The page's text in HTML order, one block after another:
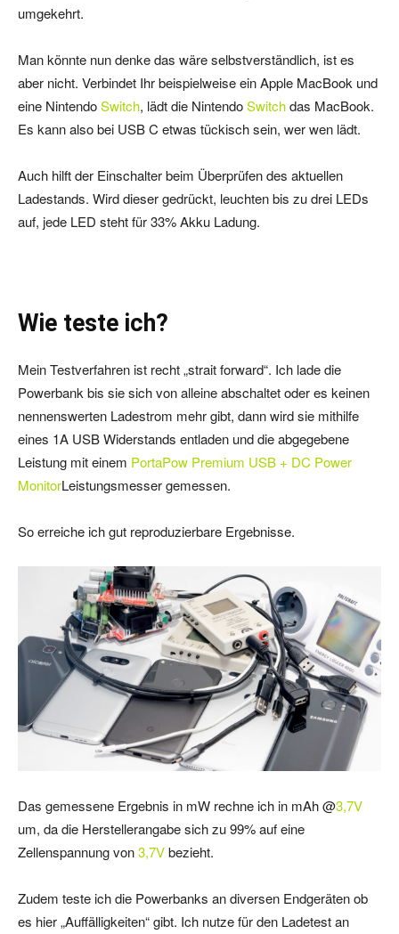
umgekehrt.
Man könnte nun denke das wäre selbstverständlich, ist es
aber nicht. Verbindet Ihr beispielweise ein Apple MacBook und
eine NintendoSwitch, lädt die NintendoSwitchdas MacBook.
Es kann also bei USB C etwas tückisch sein, wer wen lädt.
Auch hilft der Einschalter beim Überprüfen des aktuellen
Ladestands. Wird dieser gedrückt, leuchten bis zu drei LEDs
auf, jede LED steht für 33% Akku Ladung.
Wie teste ich?
Mein Testverfahren ist recht „strait forward“. Ich lade die
Powerbank bis sie sich von alleine abschaltet oder es keinen
nennenswerten Ladestrom mehr gibt, dann wird sie mithilfe
eines 1A USB Widerstands entladen und die abgegebene
Leistung mit einem PortaPow Premium USB + DC Power
MonitorLeistungsmesser gemessen.
So erreiche ich gut reproduzierbare Ergebnisse.
Das gemessene Ergebnis in mW rechne ich in mAh @3,7V
um, da die Herstellerangabe sich zu 99% auf eine
Zellenspannung von3,7Vbezieht.
Zudem teste ich die Powerbanks an diversen Endgeräten ob
es hier „Auffälligkeiten“ gibt. Ich nutze für den Ladetest an